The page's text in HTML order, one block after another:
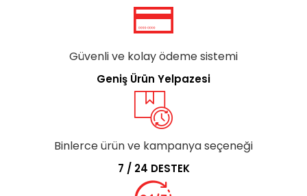
Güvenli ve kolay ödeme sistemi
Geniş Ürün Yelpazesi
Binlerce ürün ve kampanya seçeneği
7 / 24 DESTEK